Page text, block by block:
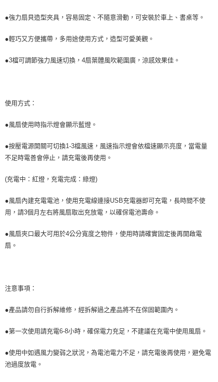
２．訂單成立數日內，您將收到繳費通知簡訊。
ATM／網路銀行／等多元方式進行付款，方視為交易完成。
後付繳納相關費用。
【注意事項】
易，需依本服務之必要範圍內提供個人資料，並將交易相關給付款項請求債
２．關於個人資料處理事宜，請瀏覽以下網址：
https://aftee.tw/terms/#terms3
３．未成年的使用者請事先徵得法定代理人或監護人之同意方可使用
任。
請求用戶進行身份認證。
５．嚴禁一人註冊多個帳號或使用他人資訊註冊。若發現惡意使用之情形，
每筆NT$70，滿NT$490(含以上)免運費
萊爾富取貨付款 (運費70$)
7-11取貨付款 (運費70$)
每筆NT$70，滿NT$490(含以上)免運費
每筆NT$70，滿NT$490(含以上)免運費
●強力扇貝造型夾具，容易固定、不隨意滑動，可安裝於車上、書桌等。
●輕巧又方便攜帶，多用途使用方式，造型可愛美觀。
●3檔可調節強力風速切換，4扇葉體風吹範圍廣，涼感效果佳。
使用方式：
●風扇使用時指示燈會顯示藍燈。
●按壓電源開關可切換1-3檔風速，風速指示燈會依檔速顯示亮度，當電量
不足時電善會停止，請充電後再使用。
(充電中：紅燈，充電完成：綠燈)
●風扇內建充電電池，使用充電線連接USB充電器即可充電，長時間不使
用，請3個月左右將風扇取出充放電，以確保電池壽命。
●風扇夾口最大可用於4公分寬度之物件，使用時請確實固定後再開啟電
扇。
注意事項：
●產品請勿自行拆解維修，經拆解過之產品將不在保固範圍內。
●第一次使用請充電6-8小時，確保電力充足，不建議在充電中使用風扇。
●使用中如遇風力變弱之狀況，為電池電力不足，請充電後再使用，避免電
池過度放電。